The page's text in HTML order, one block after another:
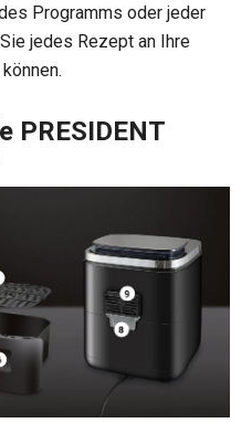
Programms oder jeder
jedes Rezept an Ihre
PRESIDENT